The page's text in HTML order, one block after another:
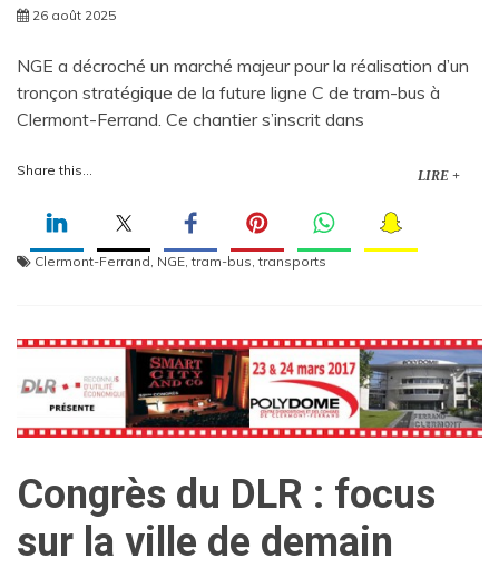
26 août 2025
NGE a décroché un marché majeur pour la réalisation d’un
tronçon stratégique de la future ligne C de tram-bus à
Clermont-Ferrand. Ce chantier s’inscrit dans
Share this... LIRE +
Clermont-Ferrand NGE ,tram-bus ,transports
Congrès du DLR : focus
sur la ville de demain